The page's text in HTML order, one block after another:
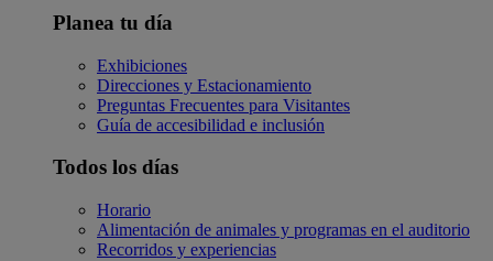
Planea tu día
Exhibiciones
Direcciones y Estacionamiento
Preguntas Frecuentes para Visitantes
Guía de accesibilidad e inclusión
Todos los días
Horario
Alimentación de animales y programas en el auditorio
Recorridos y experiencias